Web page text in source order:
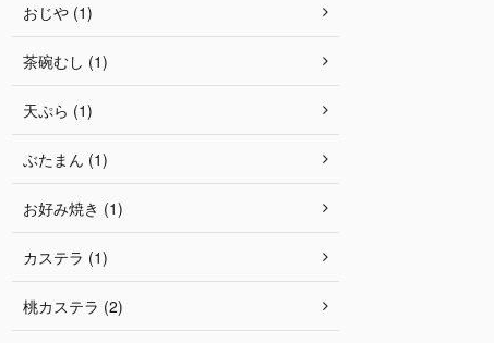
おじや (1)
茶碗むし (1)
天ぷら (1)
ぶたまん (1)
お好み焼き (1)
カステラ (1)
桃カステラ (2)